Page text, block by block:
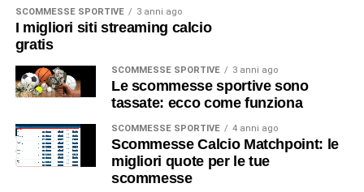
SCOMMESSE SPORTIVE 3 anni ago
I migliori siti streaming calcio
gratis
SCOMMESSE SPORTIVE 3 anni ago
Le scommesse sportive sono
tassate: ecco come funziona
SCOMMESSE SPORTIVE 4 anni ago
Scommesse Calcio Matchpoint: le
migliori quote per le tue
scommesse